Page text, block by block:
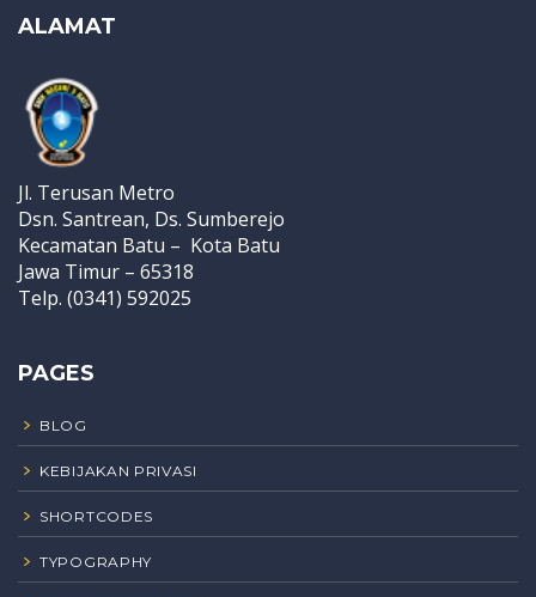
ALAMAT
Jl. Terusan Metro
Dsn. Santrean, Ds. Sumberejo
Kecamatan Batu – Kota Batu
Jawa Timur – 65318
Telp. (0341) 592025
PAGES
BLOG
KEBIJAKAN PRIVASI
SHORTCODES
TYPOGRAPHY